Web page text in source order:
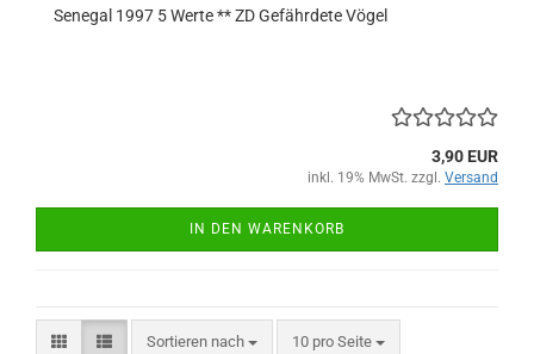
Senegal 1997 5 Werte ** ZD Gefährdete Vögel
3,90 EUR
inkl. 19% MwSt. zzgl. Versand
IN DEN WARENKORB
Sortieren nach
Sortieren nach 10 pro Seite
pro Seite